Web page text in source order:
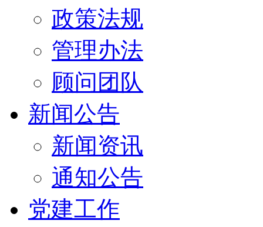
政策法规
管理办法
顾问团队
新闻公告
新闻资讯
通知公告
党建工作